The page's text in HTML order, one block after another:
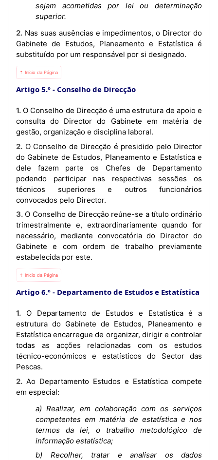
sejam acometidas por lei ou determinação
superior.
2. Nas suas ausências e impedimentos, o Director do
Gabinete de Estudos, Planeamento e Estatística é
substituído por um responsável por si designado.
⇡ Início da Página
Artigo 5.º Conselho de Direcção
1. O Conselho de Direcção é uma estrutura de apoio e
consulta do Director do Gabinete em matéria de
gestão, organização e disciplina laboral.
2. O Conselho de Direcção é presidido pelo Director
do Gabinete de Estudos, Planeamento e Estatística e
dele fazem parte os Chefes de Departamento
podendo participar nas respectivas sessões os
técnicos superiores e outros funcionários
convocados pelo Director.
3. O Conselho de Direcção reúne-se a título ordinário
trimestralmente e, extraordinariamente quando for
necessário, mediante convocatória do Director do
Gabinete e com ordem de trabalho previamente
estabelecida por este.
⇡ Início da Página
Artigo 6.º Departamento de Estudos e Estatística
1. O Departamento de Estudos e Estatística é a
estrutura do Gabinete de Estudos, Planeamento e
Estatística encarregue de organizar, dirigir e controlar
todas as acções relacionadas com os estudos
técnico-económicos e estatísticos do Sector das
Pescas.
2. Ao Departamento Estudos e Estatística compete
em especial:
a) Realizar, em colaboração com os serviços
competentes em matéria de estatística e nos
termos da lei, o trabalho metodológico de
informação estatística;
b) Recolher, tratar e analisar os dados